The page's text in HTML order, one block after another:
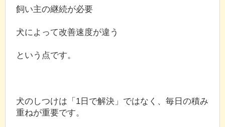
飼い主の継続が必要
犬によって改善速度が違う
という点です。
犬のしつけは「1日で解決」ではなく、毎日の積み
重ねが重要です。